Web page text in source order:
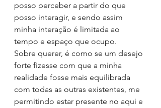
posso perceber a partir do que
posso interagir, e sendo assim
minha interação é limitada ao
tempo e espaço que ocupo.
Sobre querer, é como se um desejo
forte fizesse com que a minha
realidade fosse mais equilibrada
com todas as outras existentes, me
permitindo estar presente no aqui e